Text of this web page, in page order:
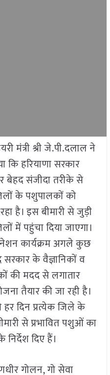
मंत्री श्री जे.पी.दलाल ने
कि हरियाणा सरकार
बेहद संजीदा तरीके से
के पशुपालकों को
है। इस बीमारी से जुड़ी
में पहुंचा दिया जाएगा।
कार्यक्रम अगले कुछ
के वैज्ञानिकों व
की मदद से लगातार
तैयार की जा रही है।
हर दिन प्रत्येक जिले के
से प्रभावित पशुओं का
दिए हैं।
गोलन, गो सेवा